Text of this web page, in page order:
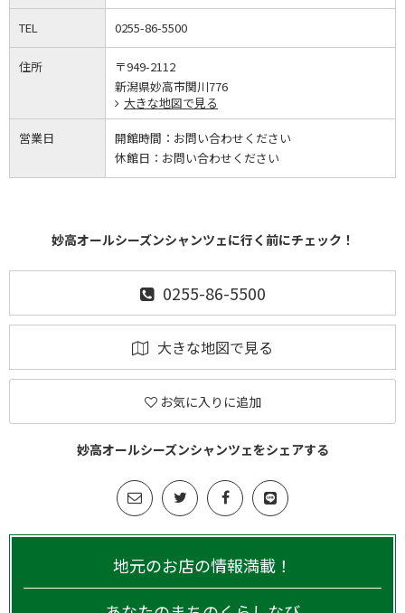
TEL 0255-86-5500
住所
〒949-2112
新潟県妙高市関川776
大きな地図で見る
営業日 開館時間： お問い合わせください
休館日： お問い合わせください
妙高オールシーズンシャンツェに行く前にチェック！
0255-86-5500
大きな地図で見る
お気に入りに追加
妙高オールシーズンシャンツェをシェアする
地元のお店の情報満載！